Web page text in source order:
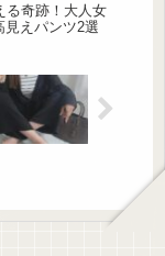
体がついていか
い、手足が冷え
律...
る奇跡！大人女
見えパンツ2選